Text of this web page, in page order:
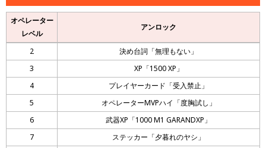
オペレーター
レベル
アンロック
2
決め台詞「無理もない」
3
XP「1500 XP」
4
プレイヤーカード「受入禁止」
5
オペレーターMVPハイ「度胸試し」
6
武器XP「1000 M1 GARANDXP」
7
ステッカー「夕暮れのヤシ」